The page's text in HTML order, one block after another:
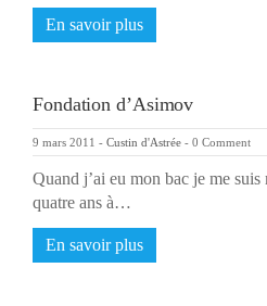
En savoir plus
Fondation d’Asimov
9 mars 2011 - Custin d'Astrée - 0 Comment
Quand j’ai eu mon bac je me
quatre ans à…
En savoir plus